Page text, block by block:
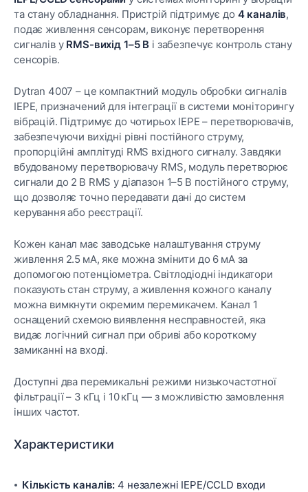
та стану обладнання. Пристрій підтримує до 4 каналів,
подає живлення сенсорам, виконує перетворення
сигналів у RMS-вихід 1–5 В і забезпечує контроль стану
сенсорів.
Dytran 4007 – це компактний модуль обробки сигналів
IEPE, призначений для інтеграції в системи моніторингу
вібрацій. Підтримує до чотирьох IEPE – перетворювачів,
забезпечуючи вихідні рівні постійного струму,
пропорційні амплітуді RMS вхідного сигналу. Завдяки
вбудованому перетворювачу RMS, модуль перетворює
сигнали до 2 В RMS у діапазон 1–5 В постійного струму,
що дозволяє точно передавати дані до систем
керування або реєстрації.
Кожен канал має заводське налаштування струму
живлення 2.5 мА, яке можна змінити до 6 мА за
допомогою потенціометра. Світлодіодні індикатори
показують стан струму, а живлення кожного каналу
можна вимкнути окремим перемикачем. Канал 1
оснащений схемою виявлення несправностей, яка
видає логічний сигнал при обриві або короткому
замиканні на вході.
Доступні два перемикальні режими низькочастотної
фільтрації – 3 кГц і 10 кГц — з можливістю замовлення
інших частот.
Характеристики
Кількість каналів: 4 незалежні IEPE/CCLD входи